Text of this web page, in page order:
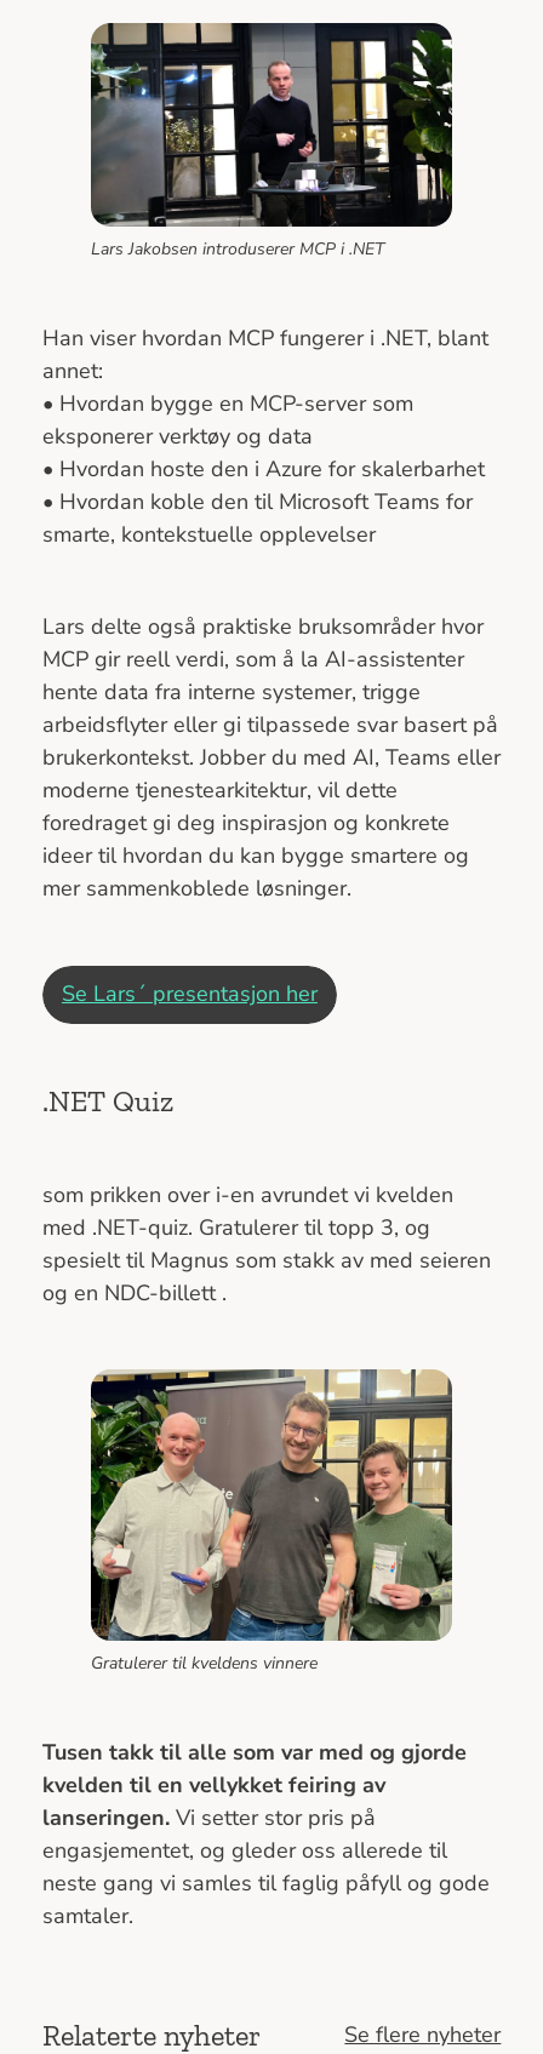
Lars Jakobsen introduserer MCP i .NET
Han viser hvordan MCP fungerer i .NET, blant
annet:
• Hvordan bygge en MCP-server som
eksponerer verktøy og data
• Hvordan hoste den i Azure for skalerbarhet
• Hvordan koble den til Microsoft Teams for
smarte, kontekstuelle opplevelser
Lars delte også praktiske bruksområder hvor
MCP gir reell verdi, som å la AI-assistenter
hente data fra interne systemer, trigge
arbeidsflyter eller gi tilpassede svar basert på
brukerkontekst. Jobber du med AI, Teams eller
moderne tjenestearkitektur, vil dette
foredraget gi deg inspirasjon og konkrete
ideer til hvordan du kan bygge smartere og
mer sammenkoblede løsninger.
Se Lars´ presentasjon her
.NET Quiz
som prikken over i-en avrundet vi kvelden
med .NET-quiz. Gratulerer til topp 3, og
spesielt til Magnus som stakk av med seieren
og en NDC-billett .
Gratulerer til kveldens vinnere
Tusen takk til alle som var med og gjorde
kvelden til en vellykket feiring av
lanseringen.Vi setter stor pris på
engasjementet, og gleder oss allerede til
neste gang vi samles til faglig påfyll og gode
samtaler.
Relaterte nyheter Se flere nyheter